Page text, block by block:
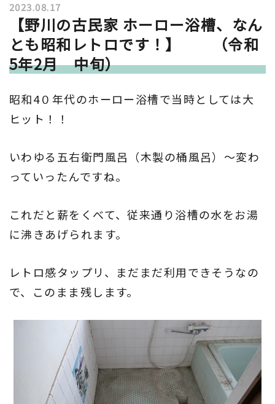
2023.08.17
【野川の古民家 ホーロー浴槽、なん
とも昭和レトロです！】 （令和
5年2月 中旬）
昭和4０年代のホーロー浴槽で当時としては大
ヒット！！
いわゆる五右衛門風呂（木製の桶風呂）～変わ
っていったんですね。
これだと薪をくべて、従来通り浴槽の水をお湯
に沸きあげられます。
レトロ感タップリ、まだまだ利用できそうなの
で、このまま残します。